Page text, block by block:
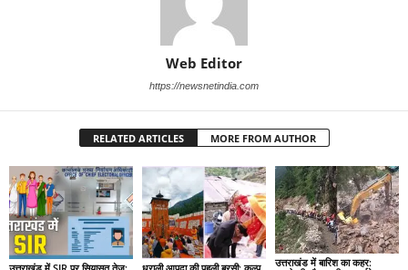
Web Editor
https://newsnetindia.com
RELATED ARTICLES MORE FROM AUTHOR
उत्तराखंड में बारिश का कहर: